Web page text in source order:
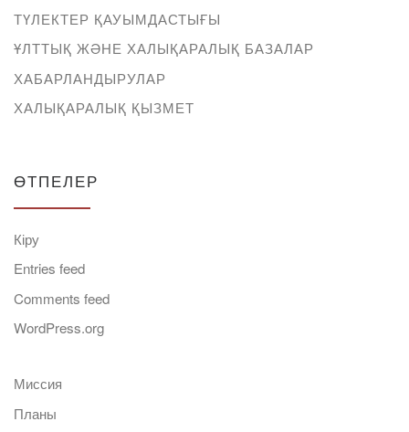
ТҮЛЕКТЕР ҚАУЫМДАСТЫҒЫ
ҰЛТТЫҚ ЖӘНЕ ХАЛЫҚАРАЛЫҚ БАЗАЛАР
ХАБАРЛАНДЫРУЛАР
ХАЛЫҚАРАЛЫҚ ҚЫЗМЕТ
ӨТПЕЛЕР
Кіру
Entries feed
Comments feed
WordPress.org
Миссия
Планы